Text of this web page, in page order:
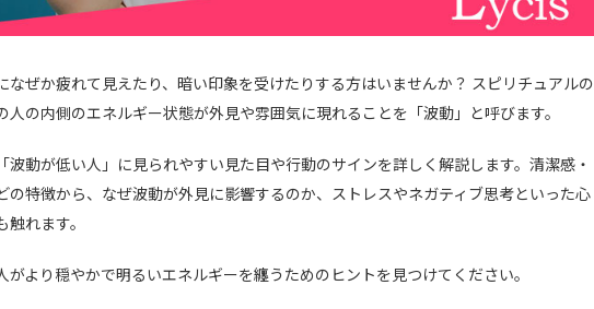
なぜか疲れて見えたり、暗い印象を受けたりする方はいませんか？ スピリチュアルの
人の内側のエネルギー状態が外見や雰囲気に現れることを「波動」と呼びます。
波動が低い人」に見られやすい見た目や行動のサインを詳しく解説します。清潔感・
の特徴から、なぜ波動が外見に影響するのか、ストレスやネガティブ思考といった心
れます。
がより穏やかで明るいエネルギーを纏うためのヒントを見つけてください。